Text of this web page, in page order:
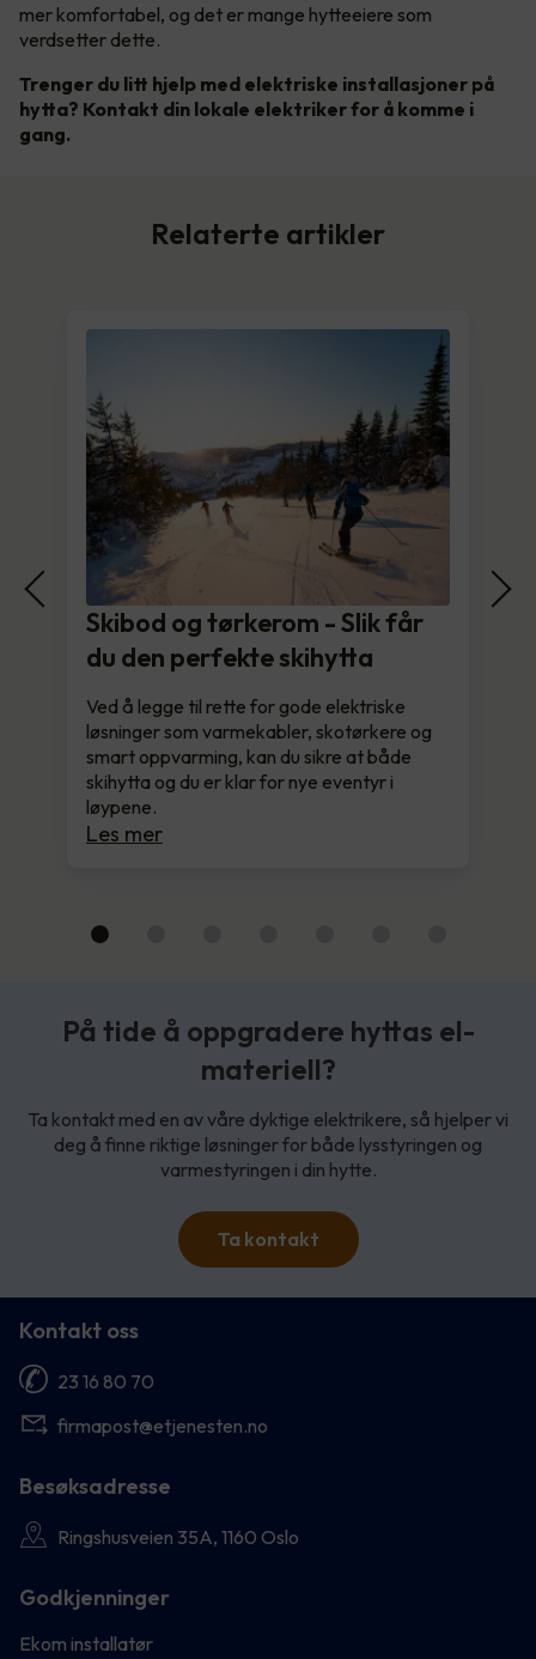
mer komfortabel, og det er mange hytteeiere som
verdsetter dette.
Trenger du litt hjelp med elektriske installasjoner på
hytta? Kontakt din lokale elektriker for å komme i
gang.
Relaterte artikler
Skibod og tørkerom - Slik får
du den perfekte skihytta
Ved å legge til rette for gode elektriske
løsninger som varmekabler, skotørkere og
smart oppvarming, kan du sikre at både
skihytta og du er klar for nye eventyr i
løypene.
Les mer
På tide å oppgradere hyttas el-
materiell?
Ta kontakt med en av våre dyktige elektrikere, så hjelper vi
deg å finne riktige løsninger for både lysstyringen og
varmestyringen i din hytte.
Ta kontakt
Kontakt oss
23 16 80 70
firmapost@etjenesten.no
Besøksadresse
Ringshusveien 35A, 1160 Oslo
Godkjenninger
Ekom installatør